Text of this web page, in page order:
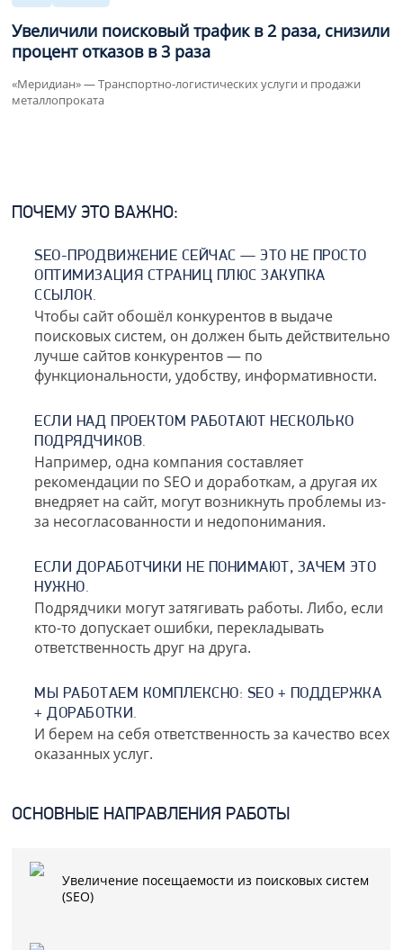
Увеличили поисковый трафик в 2 раза, снизили
процент отказов в 3 раза
«Меридиан» — Транспортно-логистических услуги и продажи
металлопроката
ПОЧЕМУ ЭТО ВАЖНО:
SEO-ПРОДВИЖЕНИЕ СЕЙЧАС — ЭТО НЕ ПРОСТО
ОПТИМИЗАЦИЯ СТРАНИЦ ПЛЮС ЗАКУПКА
ССЫЛОК.
Чтобы сайт обошёл конкурентов в выдаче
поисковых систем, он должен быть действительно
лучше сайтов конкурентов — по
функциональности, удобству, информативности.
ЕСЛИ НАД ПРОЕКТОМ РАБОТАЮТ НЕСКОЛЬКО
ПОДРЯДЧИКОВ.
Например, одна компания составляет
рекомендации по SEO и доработкам, а другая их
внедряет на сайт, могут возникнуть проблемы из-
за несогласованности и недопонимания.
ЕСЛИ ДОРАБОТЧИКИ НЕ ПОНИМАЮТ, ЗАЧЕМ ЭТО
НУЖНО.
Подрядчики могут затягивать работы. Либо, если
кто-то допускает ошибки, перекладывать
ответственность друг на друга.
МЫ РАБОТАЕМ КОМПЛЕКСНО: SEO + ПОДДЕРЖКА
+ ДОРАБОТКИ.
И берем на себя ответственность за качество всех
оказанных услуг.
ОСНОВНЫЕ НАПРАВЛЕНИЯ РАБОТЫ
Увеличение посещаемости из поисковых систем
(SEO)